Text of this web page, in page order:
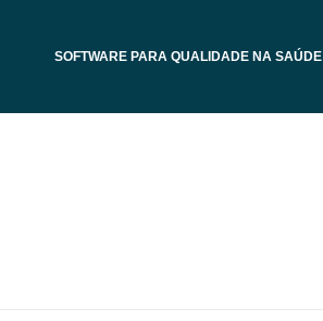
SOFTWARE PARA QUALIDADE NA SAÚDE